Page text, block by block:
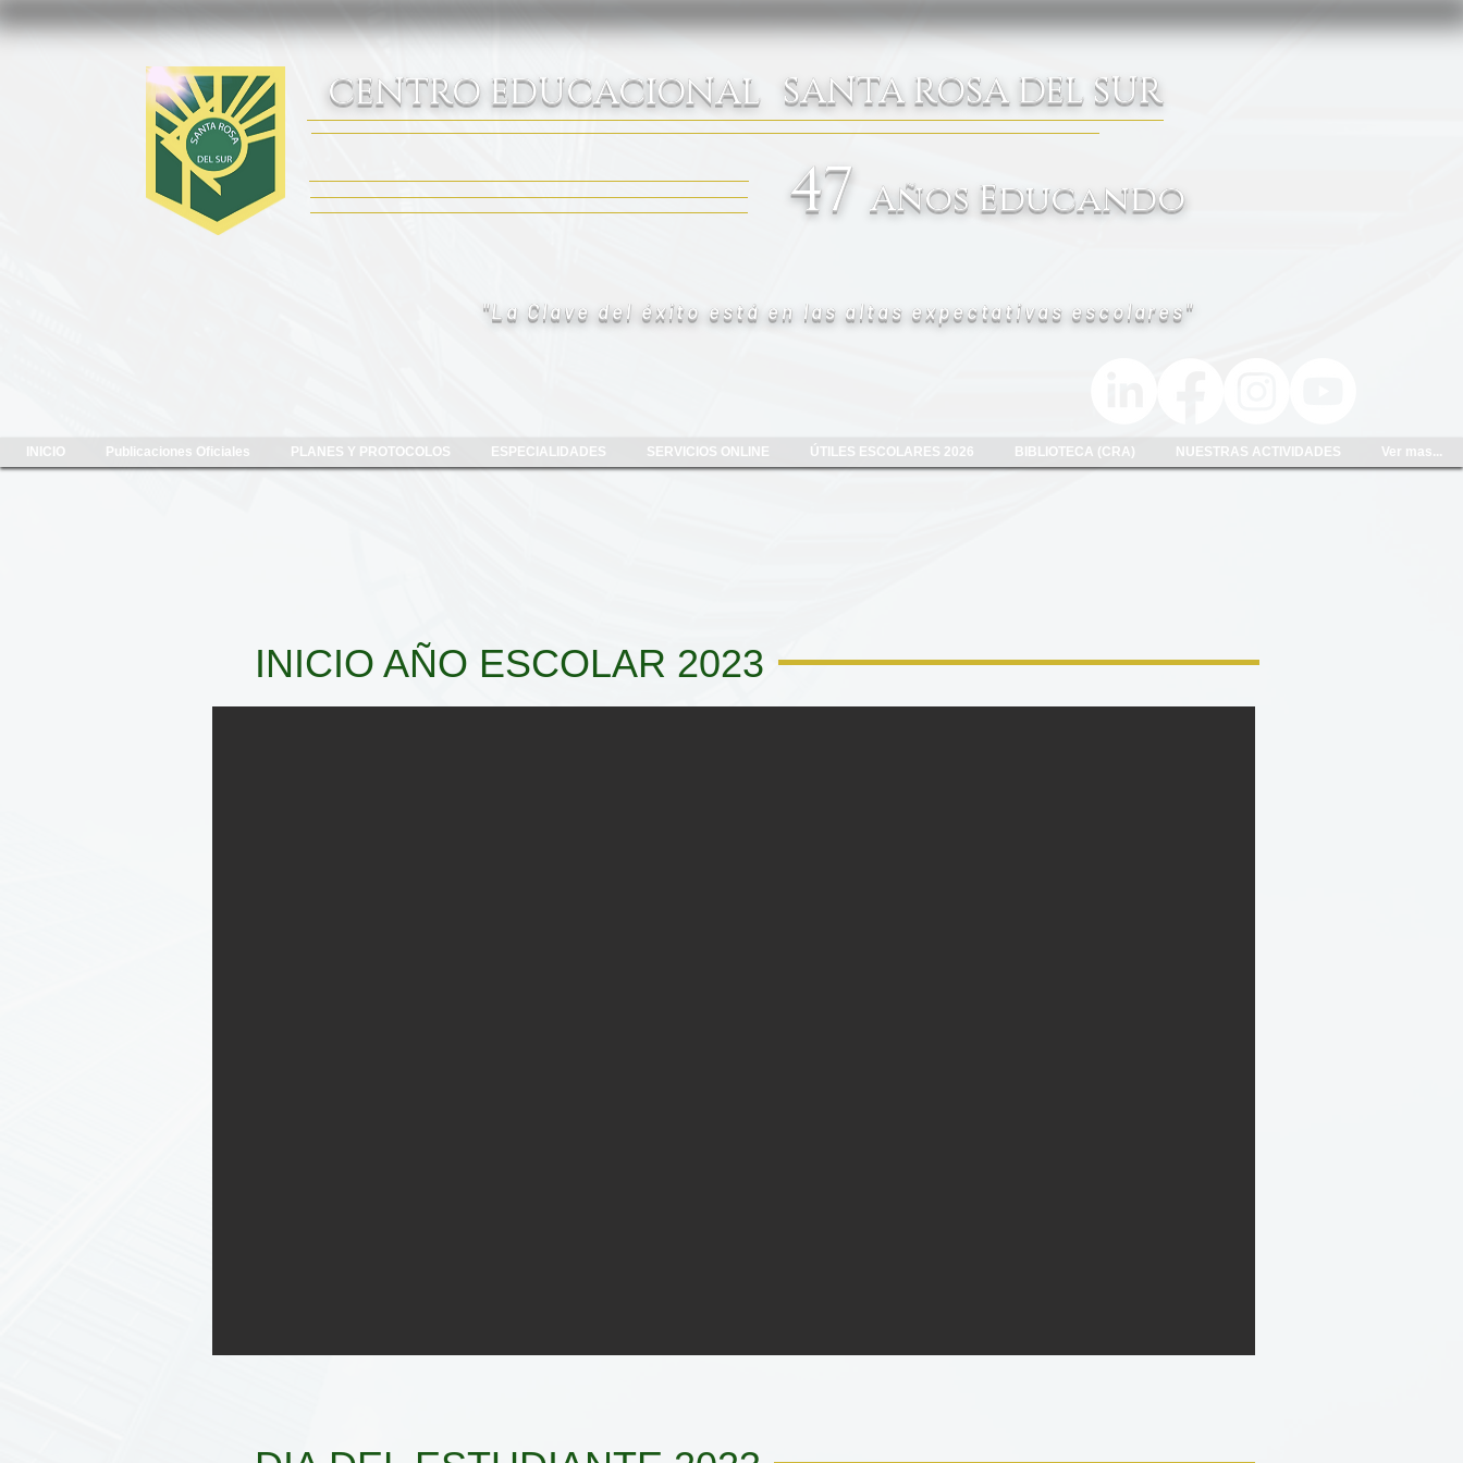
CENTRO EDUCACIONAL SANTA ROSA DEL SUR
47 Años Educando
"La Clave del éxito está en las altas expectativas escolares"
INICIO Publicaciones Oficiales PLANES Y PROTOCOLOS ESPECIALIDADES SERVICIOS ONLINE ÚTILES ESCOLARES 2026 BIBLIOTECA (CRA) NUESTRAS ACTIVIDADES Ver mas...
INICIO AÑO ESCOLAR 2023